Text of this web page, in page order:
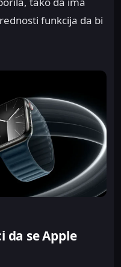
funkcija da bi
da se Apple